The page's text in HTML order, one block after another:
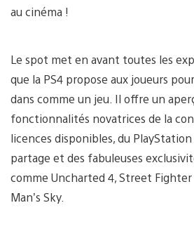
au cinéma !
Le spot met en avant toutes les
que la PS4 propose aux joueurs
dans comme un jeu. Il offre un
fonctionnalités novatrices de la
licences disponibles, du PlayStation
partage et des fabuleuses
comme Uncharted 4, Street Fighter
Man’s Sky.